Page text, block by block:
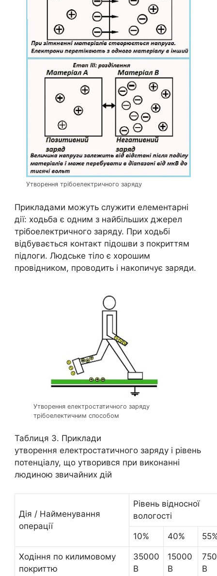
Утворення трібоелектричного заряду
Прикладами можуть служити елементарні
дії: ходьба є одним з найбільших джерел
трібоелектричного заряду. При ходьбі
відбувається контакт підошви з покриттям
підлоги. Людське тіло є хорошим
провідником, проводить і накопичує заряди.
Утворення електростатичного заряду
трібоелектичним способом
Таблиця 3. Приклади
утворення електростатичного заряду і рівень
потенціалу, що утворився при виконанні
людиною звичайних дій
Дія / Найменування
операції
Рівень відносної
вологості
10% 40%
Ходіння по килимовому
покриттю
35000
В
15000
В
В